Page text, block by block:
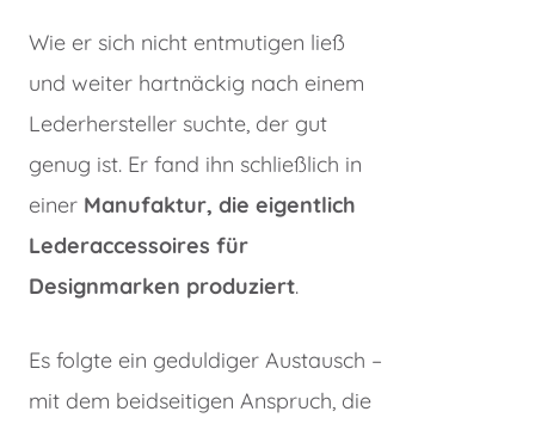
Wie er sich nicht entmutigen ließ
und weiter hartnäckig nach einem
Lederhersteller suchte, der gut
genug ist. Er fand ihn schließlich in
einer Manufaktur, die eigentlich
Lederaccessoires für
Designmarken produziert.
Es folgte ein geduldiger Austausch –
mit dem beidseitigen Anspruch, die